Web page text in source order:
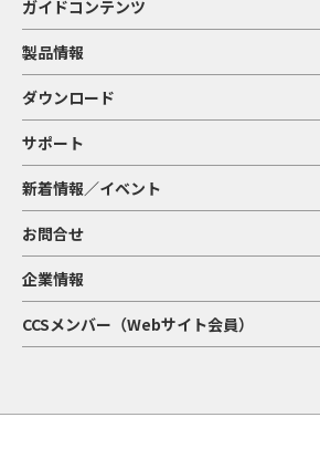
ガイドコンテンツ
製品情報
ダウンロード
サポート
新着情報／イベント
お問合せ
企業情報
CCSメンバー（Webサイト会員）